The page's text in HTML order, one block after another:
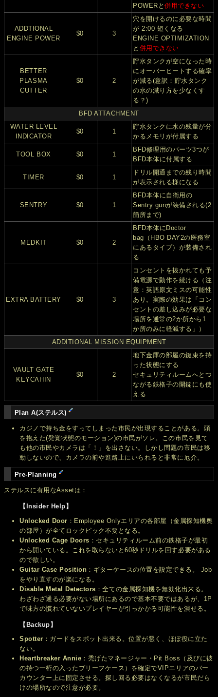
POWERと併用できない
ADDTIONAL
ENGINE POWER
$0 3
穴を開けるのに必要な時間
が 2:00 短くなる
ENGINE OPTIMIZATION
と 併用できない
BETTER
PLASMA
CUTTER
$0 2
貯水タンクが空になった時
にオーバーヒートする確率
が減る(意訳：貯水タンク
の水の減り方を少なくす
る？)
BFD ATTACHMENT
WATER LEVEL
INDICATOR
$0 1
貯水タンクに水の残量が分
かるメモリが付属する
TOOL BOX $0 1
BFD修理用のパーツ3つが
BFD本体に付属する
TIMER $0 1
ドリル開通までの残り時間
が表示される様になる
SENTRY $0 1
BFD本体に自衛用の
Sentry gunが装備される(2
箇所まで)
MEDKIT $0 2
BFD本体にDoctor
bag（HBO DAY2の医務室
にあるタイプ）が装備され
る
EXTRA BATTERY $0 3
コンセントを抜かれても予
備電源で動作を続ける（注
意：英語原文ミスの可能性
あり。実際の効果は「コン
セントの差し込みが必要な
場所を通常の2か所から1
か所のみに軽減する」）
ADDITIONAL MISSION EQUIPMENT
VAULT GATE
KEYCAHIN
$0 2
地下金庫の部屋の鍵束を持
った状態にする
セキュリティルームへとつ
ながる鉄格子の開錠にも使
える
Plan A(ステルス)
カジノで持ち金をすってしまった市民が出現することがある。頭
を抱えた(発覚状態のモーション)の市民がソレ。この市民を見て
も他の市民やカメラは「！」を出さない。しかし問題の市民は移
動しないので、カメラの前や進路上にいられると非常に厄介。
Pre-Planning
ステルスに有用なAssetは：
【Insider Help】
Unlocked Door ：Employee Onlyエリアの各部屋（金属探知機奥
の部屋）が全てロックピック不要となる。
Unlocked Cage Doors ：セキュリティルーム前の鉄格子が最初
から開いている。これを取らないと60秒ドリルを回す必要がある
ので欲しい。
Guitar Case Position ：ギターケースの位置を設定できる。 Job
をやり直すのが楽になる。
Disable Metal Detectors ：全ての金属探知機を無効化出来る。
わざわざ通る必要がない場所にあるので基本不要ではあるが、1P
で味方の慣れていないプレイヤーが引っかかる可能性を潰せる。
【Backup】
Spotter ：ガードをスポット出来る。位置が悪く、ほぼ役に立た
ない。
Heartbreaker Annie ：禿げたマネージャー・Pit Boss（及びに彼
の持つ一桁の入ったブリーフケース）を確定でVIPエリアのバー
カウンター上に固定させる。探し回る必要はなくなるが市民だら
けの場所なので注意が必要。